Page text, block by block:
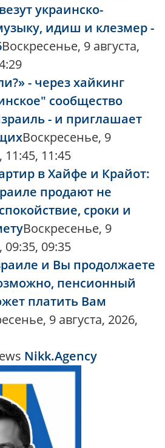
украинско-
идиш и клезмер -
Воскресенье, 9 августа,
- через хайкинг
сообщество
- и приглашает
Воскресенье, 9
11:45, 11:45
в Хайфе и Крайот:
продают не
сроки и
Воскресенье, 9
09:35, 09:35
и Вы продолжаете
пенсионный
платить Вам
9 августа, 2026,
Nikk.Agency